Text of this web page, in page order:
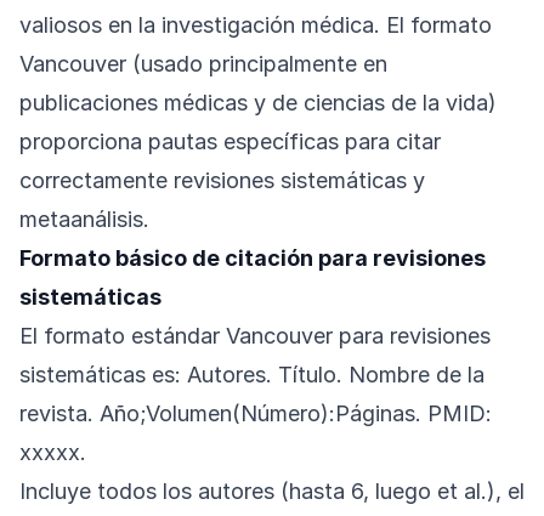
valiosos en la investigación médica. El formato
Vancouver (usado principalmente en
publicaciones médicas y de ciencias de la vida)
proporciona pautas específicas para citar
correctamente revisiones sistemáticas y
metaanálisis.
Formato básico de citación para revisiones
sistemáticas
El formato estándar Vancouver para revisiones
sistemáticas es: Autores. Título. Nombre de la
revista. Año;Volumen(Número):Páginas. PMID:
xxxxx.
Incluye todos los autores (hasta 6, luego et al.), el